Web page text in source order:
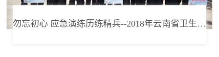
勿忘初心 应急演练历练精兵--2018年云南省卫生应急队昆明分队应急演练纪实